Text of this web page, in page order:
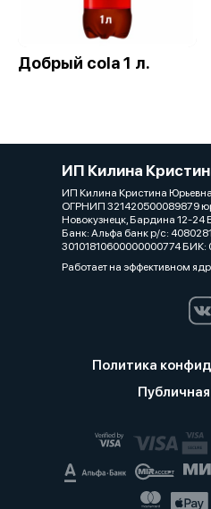
Добрый cola 1 л.
ИП Килина
ИП Килина Кристина
ОГРНИП 321420500089879
Новокузнецк, Бардина 12-24
Банк: Альфа банк р/с:
30101810600000000774 БИК:
Работает на эффективном
Политика